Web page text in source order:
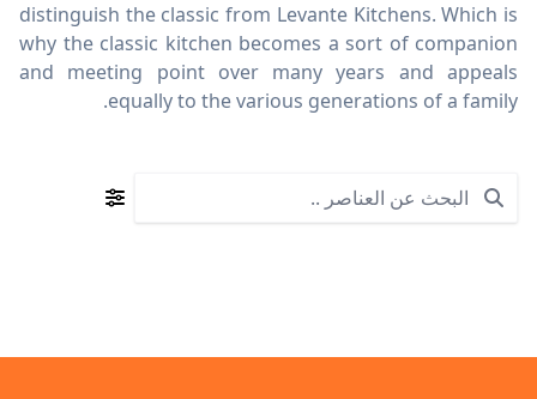
distinguish the classic from Levante Kitchens. Which is
why the classic kitchen becomes a sort of companion
and meeting point over many years and appeals
equally to the various generations of a family.
Search